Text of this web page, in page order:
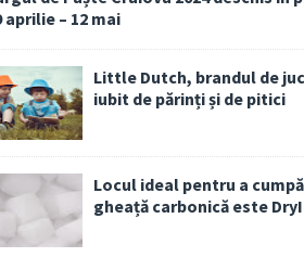
aprilie – 12 mai
Little Dutch, brandul de
iubit de părinți și de pitici
Locul ideal pentru a
gheață carbonică este